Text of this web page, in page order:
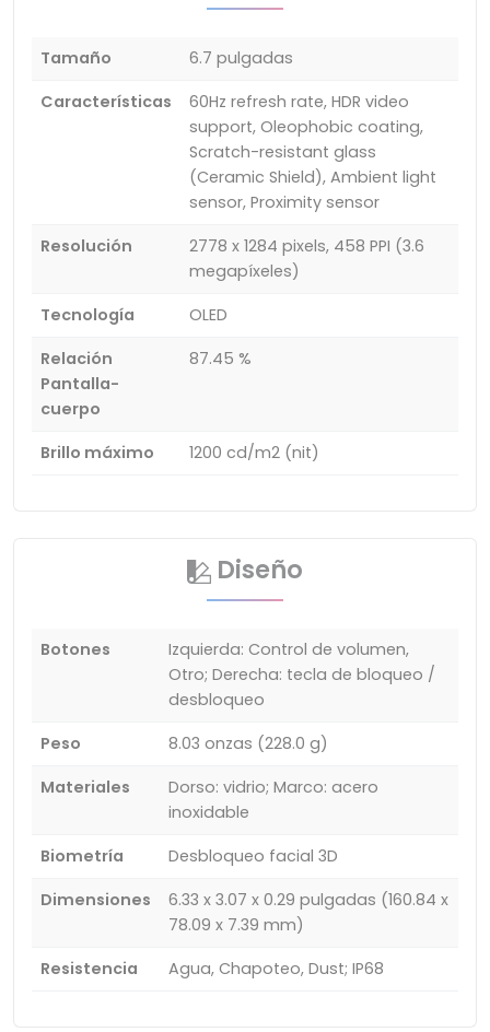
Tamaño
6.7 pulgadas
Características
60Hz refresh rate, HDR video
support, Oleophobic coating,
Scratch-resistant glass
(Ceramic Shield), Ambient light
sensor, Proximity sensor
Resolución
2778 x 1284 pixels, 458 PPI (3.6
megapíxeles)
Tecnología
OLED
Relación
Pantalla-
cuerpo
87.45 %
Brillo máximo 1200 cd/m2 (nit)
Diseño
Botones
Izquierda: Control de volumen,
Otro; Derecha: tecla de bloqueo /
desbloqueo
Peso
8.03 onzas (228.0 g)
Materiales
Dorso: vidrio; Marco: acero
inoxidable
Biometría
Desbloqueo facial 3D
Dimensiones
6.33 x 3.07 x 0.29 pulgadas (160.84 x
78.09 x 7.39 mm)
Resistencia
Agua, Chapoteo, Dust; IP68